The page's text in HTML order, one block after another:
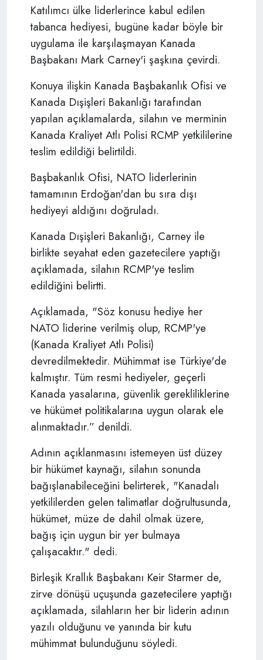
Katılımcı ülke liderlerince kabul edilen
tabanca hediyesi, bugüne kadar böyle bir
uygulama ile karşılaşmayan Kanada
Başbakanı Mark Carney'i şaşkına çevirdi.
Konuya ilişkin Kanada Başbakanlık Ofisi ve
Kanada Dışişleri Bakanlığı tarafından
yapılan açıklamalarda, silahın ve merminin
Kanada Kraliyet Atlı Polisi RCMP yetkililerine
teslim edildiği belirtildi.
Başbakanlık Ofisi, NATO liderlerinin
tamamının Erdoğan'dan bu sıra dışı
hediyeyi aldığını doğruladı.
Kanada Dışişleri Bakanlığı, Carney ile
birlikte seyahat eden gazetecilere yaptığı
açıklamada, silahın RCMP'ye teslim
edildiğini belirtti.
Açıklamada, "Söz konusu hediye her
NATO liderine verilmiş olup, RCMP'ye
(Kanada Kraliyet Atlı Polisi)
devredilmektedir. Mühimmat ise Türkiye'de
kalmıştır. Tüm resmi hediyeler, geçerli
Kanada yasalarına, güvenlik gerekliliklerine
ve hükümet politikalarına uygun olarak ele
alınmaktadır.” denildi.
Adının açıklanmasını istemeyen üst düzey
bir hükümet kaynağı, silahın sonunda
bağışlanabileceğini belirterek, "Kanadalı
yetkililerden gelen talimatlar doğrultusunda,
hükümet, müze de dahil olmak üzere,
bağış için uygun bir yer bulmaya
çalışacaktır." dedi.
Birleşik Krallık Başbakanı Keir Starmer de,
zirve dönüşü uçuşunda gazetecilere yaptığı
açıklamada, silahların her bir liderin adının
yazılı olduğunu ve yanında bir kutu
mühimmat bulunduğunu söyledi.